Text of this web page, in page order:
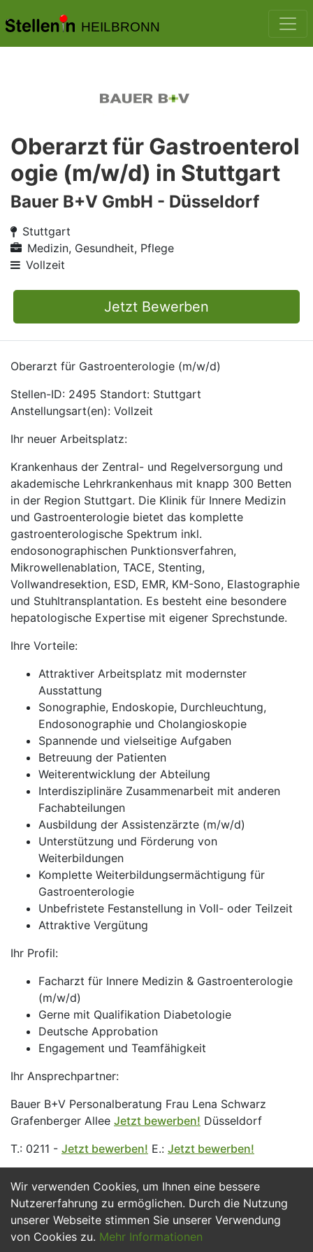
HEILBRONN
Wir verwenden Cookies, um Ihnen eine bessere
Nutzererfahrung zu ermöglichen. Durch die Nutzung
unserer Webseite stimmen Sie unserer Verwendung
von Cookies zu. Mehr Informationen
Oberarzt für Gastroenterol
ogie (m/w/d) in Stuttgart
Bauer B+V GmbH - Düsseldorf
Stuttgart
Medizin, Gesundheit, Pflege
Vollzeit
Jetzt Bewerben
Oberarzt für Gastroenterologie (m/w/d)
Stellen-ID: 2495 Standort: Stuttgart
Anstellungsart(en): Vollzeit
Ihr neuer Arbeitsplatz:
Krankenhaus der Zentral- und Regelversorgung und
akademische Lehrkrankenhaus mit knapp 300 Betten
in der Region Stuttgart. Die Klinik für Innere Medizin
und Gastroenterologie bietet das komplette
gastroenterologische Spektrum inkl.
endosonographischen Punktionsverfahren,
Mikrowellenablation, TACE, Stenting,
Vollwandresektion, ESD, EMR, KM-Sono, Elastographie
und Stuhltransplantation. Es besteht eine besondere
hepatologische Expertise mit eigener Sprechstunde.
Ihre Vorteile:
Attraktiver Arbeitsplatz mit modernster
Ausstattung
Sonographie, Endoskopie, Durchleuchtung,
Endosonographie und Cholangioskopie
Spannende und vielseitige Aufgaben
Betreuung der Patienten
Weiterentwicklung der Abteilung
Interdisziplinäre Zusammenarbeit mit anderen
Fachabteilungen
Ausbildung der Assistenzärzte (m/w/d)
Unterstützung und Förderung von
Weiterbildungen
Komplette Weiterbildungsermächtigung für
Gastroenterologie
Unbefristete Festanstellung in Voll- oder Teilzeit
Attraktive Vergütung
Ihr Profil:
Facharzt für Innere Medizin & Gastroenterologie
(m/w/d)
Gerne mit Qualifikation Diabetologie
Deutsche Approbation
Engagement und Teamfähigkeit
Ihr Ansprechpartner:
Bauer B+V Personalberatung Frau Lena Schwarz
Grafenberger Allee Jetzt bewerben! Düsseldorf
T.: 0211 - Jetzt bewerben! E.: Jetzt bewerben!
Jetzt Bewerben